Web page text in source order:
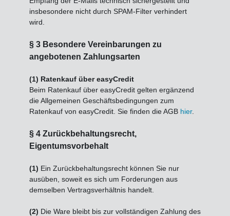
insbesondere nicht durch SPAM-Filter verhindert
wird.
§ 3 Besondere Vereinbarungen zu
angebotenen Zahlungsarten
(1) Ratenkauf über easyCredit
Beim Ratenkauf über easyCredit gelten ergänzend
die Allgemeinen Geschäftsbedingungen zum
Ratenkauf von easyCredit. Sie finden die AGB hier.
§ 4 Zurückbehaltungsrecht,
Eigentumsvorbehalt
(1) Ein Zurückbehaltungsrecht können Sie nur
ausüben, soweit es sich um Forderungen aus
demselben Vertragsverhältnis handelt.
(2) Die Ware bleibt bis zur vollständigen Zahlung des